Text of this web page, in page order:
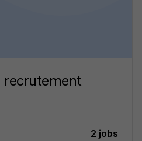
recrutement
2 jobs